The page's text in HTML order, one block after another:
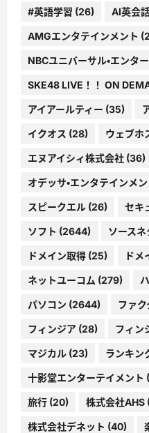
#英語学習 (26) AI英会
AMGエンタテインメント
NBCユニバーサル・エンタ
SKE48 LIVE！！ ON
アイアールティー (35)
イクオス (28) ウェブホ
エヌアイシィ株式会社 (36)
オデッサ・エンタテインメン
スピークエル (26) セキ
ソフト (2644) ソースネ
ドメイン取得 (25) ドメ
ネットユーコム (279)
パソコン (2644) ファ
フィンジア (28) フィン
マジカル (23) ランキン
十影堂エンターテイメント
旅行 (20) 株式会社AHS
株式会社デネット (40)